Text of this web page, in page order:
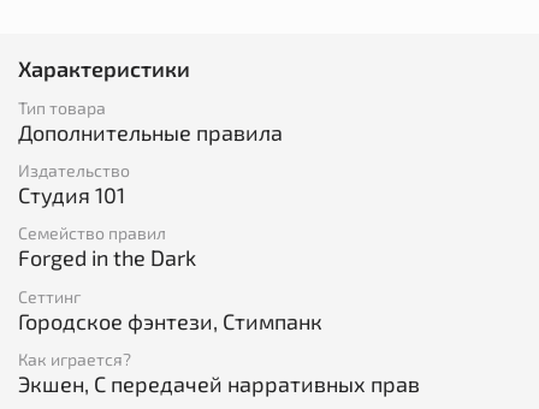
осложнения и действия во время передышки и другие
правила и настройки, которые будут полезны
народным мстителям.
Мягкий переплёт, 32 стр.
Характеристики
Тип товара
Дополнительные правила
Издательство
Студия 101
Семейство правил
Forged in the Dark
Сеттинг
Городское фэнтези, Стимпанк
Как играется?
Экшен, С передачей нарративных прав